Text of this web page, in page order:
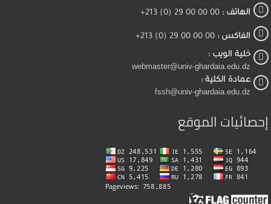
الهاتف : 00 00 00 29 (0) 213+
الفاكس : 00 00 00 29 (0) 213+
خلية الويب :
webmaster@univ-ghardaia.edu.dz
عمادة الكلية :
fssh@univ-ghardaia.edu.dz
إحصائيات الموقع